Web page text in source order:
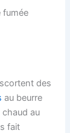
fumée
des
au beurre
au
fait